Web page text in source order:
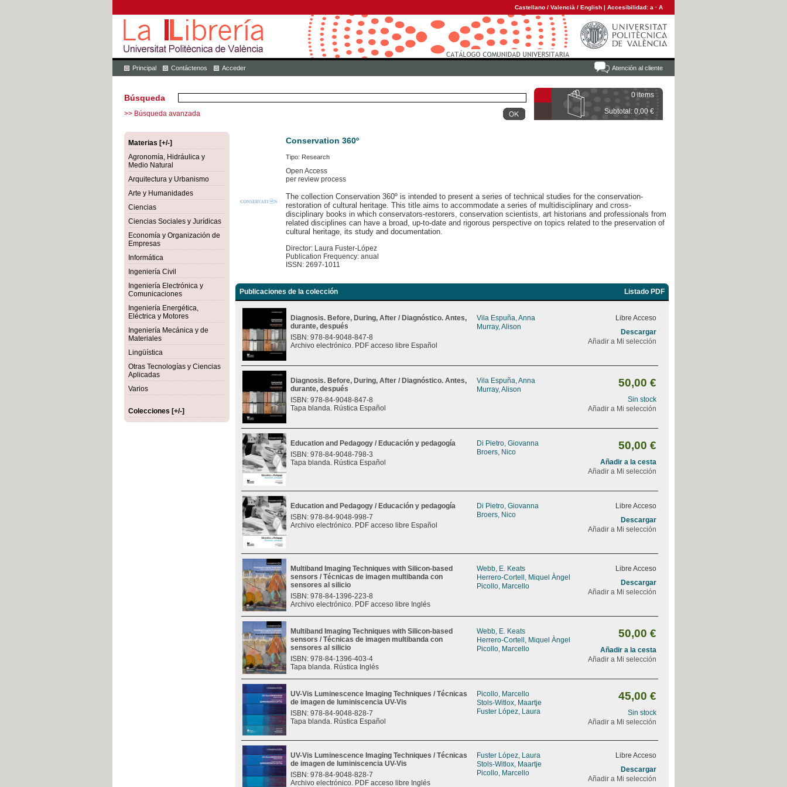
Castellano / Valencià / English | Accesibilidad: a · A
Atención al cliente
Principal Contáctenos Acceder
0 items
Subtotal: 0,00 €
Búsqueda
>> Búsqueda avanzada
Materias [+/-]
Agronomía, Hidráulica y
Medio Natural
Arquitectura y Urbanismo
Arte y Humanidades
Ciencias
Ciencias Sociales y Jurídicas
Economía y Organización de
Empresas
Informática
Ingeniería Civil
Ingeniería Electrónica y
Comunicaciones
Ingeniería Energética,
Eléctrica y Motores
Ingeniería Mecánica y de
Materiales
Lingüística
Otras Tecnologías y Ciencias
Aplicadas
Varios
Colecciones [+/-]
Conservation 360º
Tipo: Research
Open Access
per review process
The collection Conservation 360º is intended to present a series of technical studies for the conservation-
restoration of cultural heritage. This title aims to accommodate a series of multidisciplinary and cross-
disciplinary books in which conservators-restorers, conservation scientists, art historians and professionals from
related disciplines can have a broad, up-to-date and rigorous perspective on topics related to the preservation of
cultural heritage, its study and documentation.
Director: Laura Fuster-López
Publication Frequency: anual
ISSN: 2697-1011
Publicaciones de la colección Listado PDF
Diagnosis. Before, During, After / Diagnóstico. Antes,
durante, después
ISBN: 978-84-9048-847-8
Archivo electrónico. PDF acceso libre Español
Vila Espuña, Anna
Murray, Alison
Libre Acceso
Descargar
Añadir a Mi selección
Diagnosis. Before, During, After / Diagnóstico. Antes,
durante, después
ISBN: 978-84-9048-847-8
Tapa blanda. Rústica Español
Vila Espuña, Anna
Murray, Alison
50,00 €
Sin stock
Añadir a Mi selección
Education and Pedagogy / Educación y pedagogía
ISBN: 978-84-9048-798-3
Tapa blanda. Rústica Español
Di Pietro, Giovanna
Broers, Nico
50,00 €
Añadir a la cesta
Añadir a Mi selección
Education and Pedagogy / Educación y pedagogía
ISBN: 978-84-9048-998-7
Archivo electrónico. PDF acceso libre Español
Di Pietro, Giovanna
Broers, Nico
Libre Acceso
Descargar
Añadir a Mi selección
Multiband Imaging Techniques with Silicon-based
sensors / Técnicas de imagen multibanda con
sensores al silicio
ISBN: 978-84-1396-223-8
Archivo electrónico. PDF acceso libre Inglés
Webb, E. Keats
Herrero-Cortell, Miquel Àngel
Picollo, Marcello
Libre Acceso
Descargar
Añadir a Mi selección
Multiband Imaging Techniques with Silicon-based
sensors / Técnicas de imagen multibanda con
sensores al silicio
ISBN: 978-84-1396-403-4
Tapa blanda. Rústica Inglés
Webb, E. Keats
Herrero-Cortell, Miquel Àngel
Picollo, Marcello
50,00 €
Añadir a la cesta
Añadir a Mi selección
UV-Vis Luminescence Imaging Techniques / Técnicas
de imagen de luminiscencia UV-Vis
ISBN: 978-84-9048-828-7
Tapa blanda. Rústica Español
Picollo, Marcello
Stols-Witlox, Maartje
Fuster López, Laura
45,00 €
Sin stock
Añadir a Mi selección
UV-Vis Luminescence Imaging Techniques / Técnicas
de imagen de luminiscencia UV-Vis
ISBN: 978-84-9048-828-7
Archivo electrónico. PDF acceso libre Inglés
Fuster López, Laura
Stols-Witlox, Maartje
Picollo, Marcello
Libre Acceso
Descargar
Añadir a Mi selección